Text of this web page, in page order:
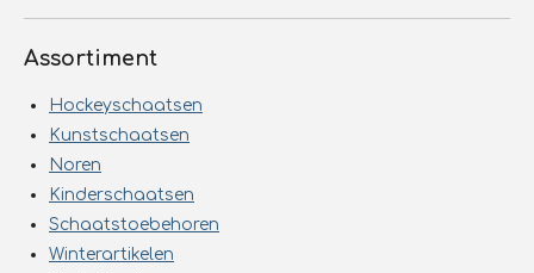
Assortiment
Hockeyschaatsen
Kunstschaatsen
Noren
Kinderschaatsen
Schaatstoebehoren
Winterartikelen